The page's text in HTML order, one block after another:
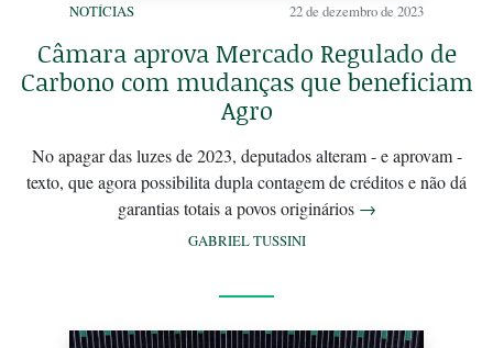
NOTÍCIAS 22 de dezembro de 2023
Câmara aprova Mercado Regulado de
Carbono com mudanças que beneficiam
Agro
No apagar das luzes de 2023, deputados alteram - e aprovam -
texto, que agora possibilita dupla contagem de créditos e não dá
garantias totais a povos originários →
GABRIEL TUSSINI